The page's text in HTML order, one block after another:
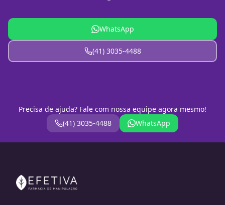
WhatsApp
(41) 3035-4488
Precisa de ajuda? Fale com nossa equipe agora mesmo!
(41) 3035-4488
WhatsApp